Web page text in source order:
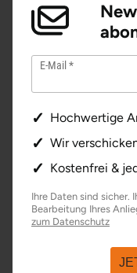
E-Mail
Hochwertige
Wir
Kostenfrei &
Ihre Daten sind sicher.
Bearbeitung Ihres
zum Datenschutz